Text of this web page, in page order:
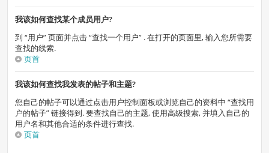
我该如何查找某个成员用户?
到 “用户” 页面并点击 “查找一个用户” . 在打开的页面里, 输入您所需要
查找的线索.
页首
我该如何查找我发表的帖子和主题?
您自己的帖子可以通过点击用户控制面板或浏览自己的资料中 “查找用
户的帖子” 链接得到. 要查找自己的主题, 使用高级搜索, 并填入自己的
用户名和其他合适的条件进行查找.
页首